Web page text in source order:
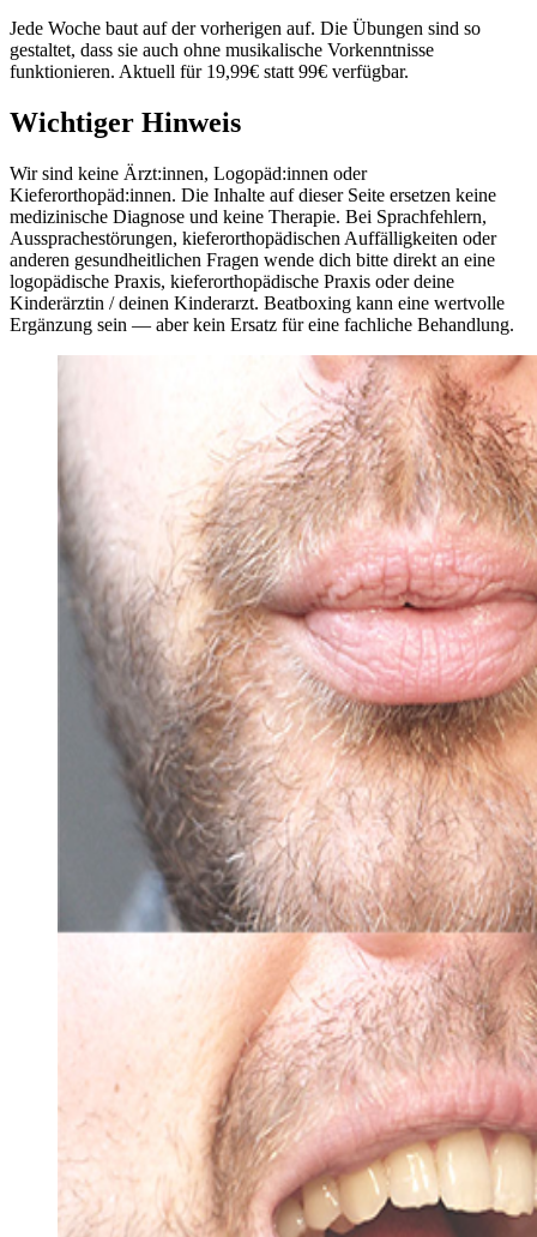
Jede Woche baut auf der vorherigen auf. Die Übungen sind so
gestaltet, dass sie auch ohne musikalische Vorkenntnisse
funktionieren. Aktuell für 19,99€ statt 99€ verfügbar.
Wichtiger Hinweis
Wir sind keine Ärzt:innen, Logopäd:innen oder
Kieferorthopäd:innen. Die Inhalte auf dieser Seite ersetzen keine
medizinische Diagnose und keine Therapie. Bei Sprachfehlern,
Aussprachestörungen, kieferorthopädischen Auffälligkeiten oder
anderen gesundheitlichen Fragen wende dich bitte direkt an eine
logopädische Praxis, kieferorthopädische Praxis oder deine
Kinderärztin / deinen Kinderarzt. Beatboxing kann eine wertvolle
Ergänzung sein — aber kein Ersatz für eine fachliche Behandlung.